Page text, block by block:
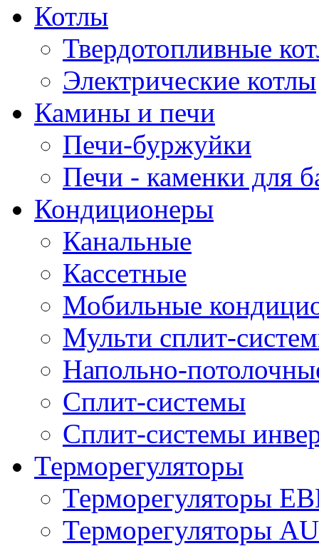
Котлы
Твердотопливные
Электрические котлы
Камины и печи
Печи-буржуйки
Печи - каменки для
Кондиционеры
Канальные
Кассетные
Мобильные
Мульти сплит-
Напольно-
Сплит-системы
Сплит-системы
Терморегуляторы
Терморегуляторы
Терморегуляторы